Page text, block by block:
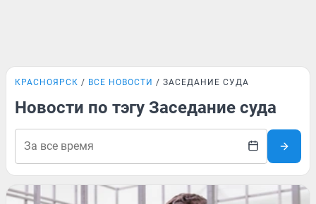
КРАСНОЯРСК ВСЕ НОВОСТИ ЗАСЕДАНИЕ СУДА
Новости по тэгу Заседание суда